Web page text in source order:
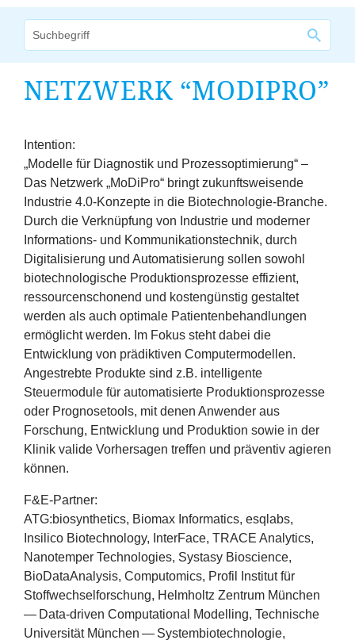
Unternehmen
Cluster
Leistungsangebot
Arbeitskreise
Erfolge
Fördermöglichkeiten
Presse
Aktuelles
NETZWERK “MODIPRO”
Intention:
„Modelle für Diagnostik und Prozessoptimierung“ –
Das Netzwerk „MoDiPro“ bringt zukunftsweisende
Industrie 4.0‑Konzepte in die Biotechnologie-Branche.
Durch die Verknüpfung von Industrie und moderner
Informations- und Kommunikationstechnik, durch
Digitalisierung und Automatisierung sollen sowohl
biotechnologische Produktionsprozesse effizient,
ressourcenschonend und kostengünstig gestaltet
werden als auch optimale Patientenbehandlungen
ermöglicht werden. Im Fokus steht dabei die
Entwicklung von prädiktiven Computermodellen.
Angestrebte Produkte sind z.B. intelligente
Steuermodule für automatisierte Produktionsprozesse
oder Prognosetools, mit denen Anwender aus
Forschung, Entwicklung und Produktion sowie in der
Klinik valide Vorhersagen treffen und präventiv agieren
können.
F&E‑Partner:
ATG:biosynthetics, Biomax Informatics, esqlabs,
Insilico Biotechnology, InterFace, TRACE Analytics,
Nanotemper Technologies, Systasy Bioscience,
BioDataAnalysis, Computomics, Profil Institut für
Stoffwechselforschung, Helmholtz Zentrum München
— Data-driven Computational Modelling, Technische
Universität München — Systembiotechnologie,